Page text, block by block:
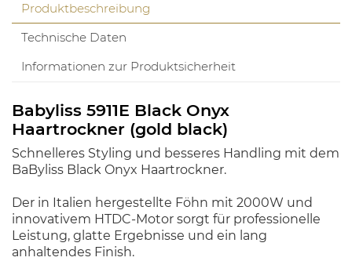
Produktbeschreibung
Technische Daten
Informationen zur Produktsicherheit
Babyliss 5911E Black Onyx
Haartrockner (gold black)
Schnelleres Styling und besseres Handling mit dem
BaByliss Black Onyx Haartrockner.
Der in Italien hergestellte Föhn mit 2000W und
innovativem HTDC-Motor sorgt für professionelle
Leistung, glatte Ergebnisse und ein lang
anhaltendes Finish.